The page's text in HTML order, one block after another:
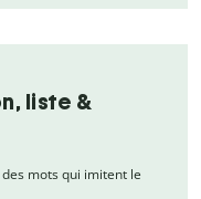
liste &
mots qui imitent le